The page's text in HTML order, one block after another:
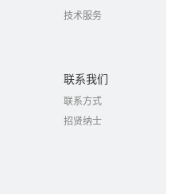
技术服务
联系我们
联系方式
招贤纳士